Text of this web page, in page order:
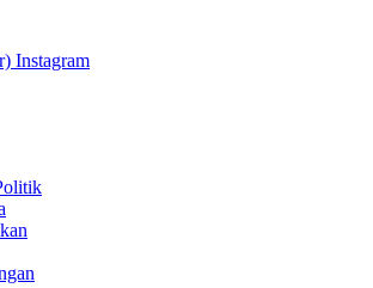
Instagram